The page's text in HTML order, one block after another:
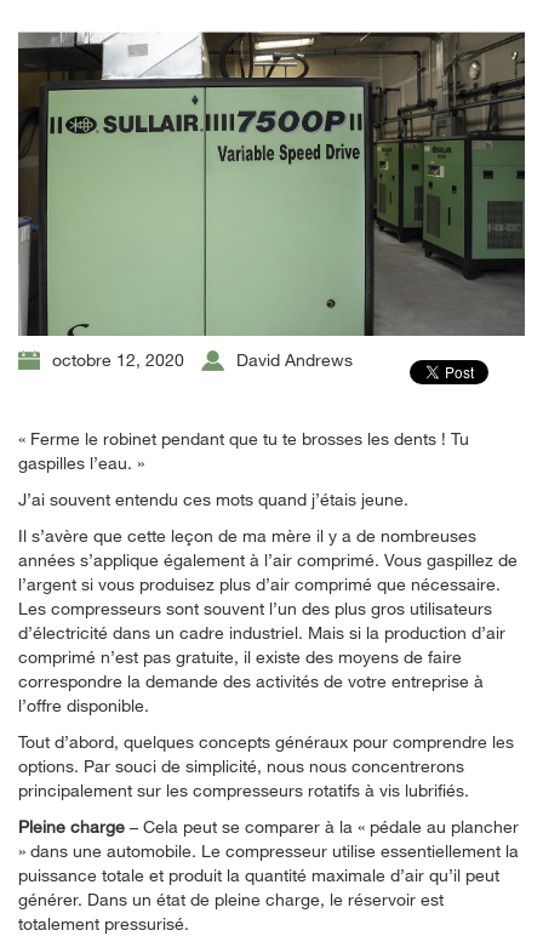
octobre 12, 2020 David Andrews
« Ferme le robinet pendant que tu te brosses les dents ! Tu
gaspilles l’eau. »
J’ai souvent entendu ces mots quand j’étais jeune.
Il s’avère que cette leçon de ma mère il y a de nombreuses
années s’applique également à l’air comprimé. Vous gaspillez de
l’argent si vous produisez plus d’air comprimé que nécessaire.
Les compresseurs sont souvent l’un des plus gros utilisateurs
d’électricité dans un cadre industriel. Mais si la production d’air
comprimé n’est pas gratuite, il existe des moyens de faire
correspondre la demande des activités de votre entreprise à
l’offre disponible.
Tout d’abord, quelques concepts généraux pour comprendre les
options. Par souci de simplicité, nous nous concentrerons
principalement sur les compresseurs rotatifs à vis lubrifiés.
Pleine charge – Cela peut se comparer à la « pédale au plancher
» dans une automobile. Le compresseur utilise essentiellement la
puissance totale et produit la quantité maximale d’air qu’il peut
générer. Dans un état de pleine charge, le réservoir est
totalement pressurisé.